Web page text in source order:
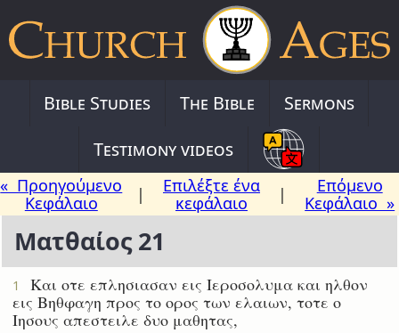
Bible Studies The Bible
Sermons
Testimony videos
« Προηγούμενο
Κεφάλαιο
|
Επιλέξτε ένα
κεφάλαιο
|
Επόμενο
Κεφάλαιο »
Ματθαίος 21
1
Και οτε επλησιασαν εις Ιεροσολυμα και ηλθον
εις Βηθφαγη προς το ορος των ελαιων, τοτε ο
Ιησους απεστειλε δυο μαθητας,